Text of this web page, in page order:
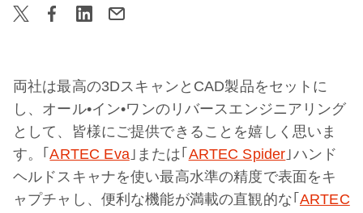
両社は最高の3Dスキャンと CAD製品をセットに
し、オール•イン•ワンのリバースエンジニアリング
として、皆様にご提供できることを嬉しく思いま
す。｢ARTEC Eva｣または｢ ARTEC Spider ｣ハンド
ヘルドスキャナを使い最高水準の精度で表面をキ
ャプチャし、便利な機能が満載の直観的な｢ ARTEC